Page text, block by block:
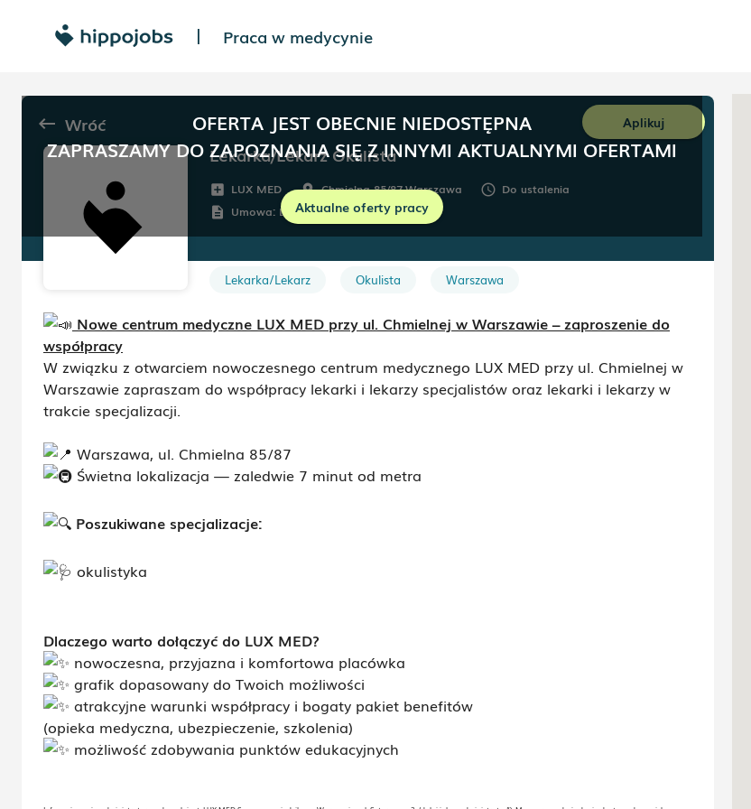
| Praca w medycynie
OFERTA JEST OBECNIE NIEDOSTĘPNA
ZAPRASZAMY DO ZAPOZNANIA SIĘ Z INNYMI AKTUALNYMI OFERTAMI
Aktualne oferty pracy
keyboard_backspace Wróć Aplikuj
Lekarka/Lekarz Okulista
add_box LUX MED room Chmielna 85/87,Warszawa schedule Do ustalenia
description Umowa: Dowolna
Lekarka/Lekarz Okulista Warszawa
Nowe centrum medyczne LUX MED przy ul. Chmielnej w Warszawie – zaproszenie do
współpracy
W związku z otwarciem nowoczesnego centrum medycznego LUX MED przy ul. Chmielnej w
Warszawie zapraszam do współpracy lekarki i lekarzy specjalistów oraz lekarki i lekarzy w
trakcie specjalizacji.
Warszawa, ul. Chmielna 85/87
Świetna lokalizacja — zaledwie 7 minut od metra
Poszukiwane specjalizacje:
okulistyka
Dlaczego warto dołączyć do LUX MED?
nowoczesna, przyjazna i komfortowa placówka
grafik dopasowany do Twoich możliwości
atrakcyjne warunki współpracy i bogaty pakiet benefitów
(opieka medyczna, ubezpieczenie, szkolenia)
możliwość zdobywania punktów edukacyjnych